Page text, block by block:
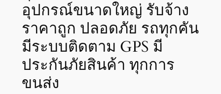
อุปกรณ์ขนาดใหญ่ รับจ้าง
ราคาถูก ปลอดภัย รถทุกคัน
มีระบบติดตาม GPS มี
ประกันภัยสินค้า ทุกการ
ขนส่ง